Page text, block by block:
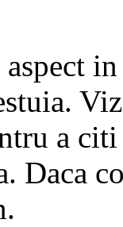
a citi
Daca